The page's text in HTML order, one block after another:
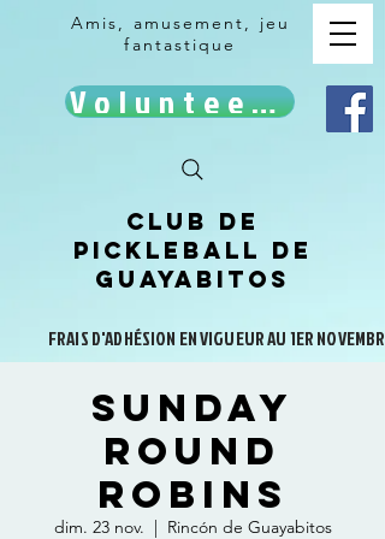
Amis, amusement, jeu
fantastique
Volunteer!
Club de
pickleball de
Guayabitos
FRAIS D'ADHÉSION EN VIGUEUR AU 1ER NOVEMBRE
Sunday
Round
Robins
dim. 23 nov.
  |
Rincón de Guayabitos